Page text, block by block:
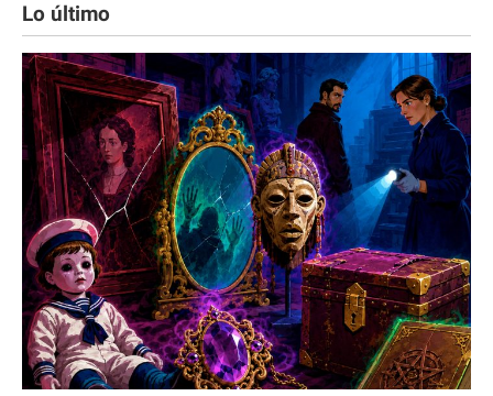
Lo último